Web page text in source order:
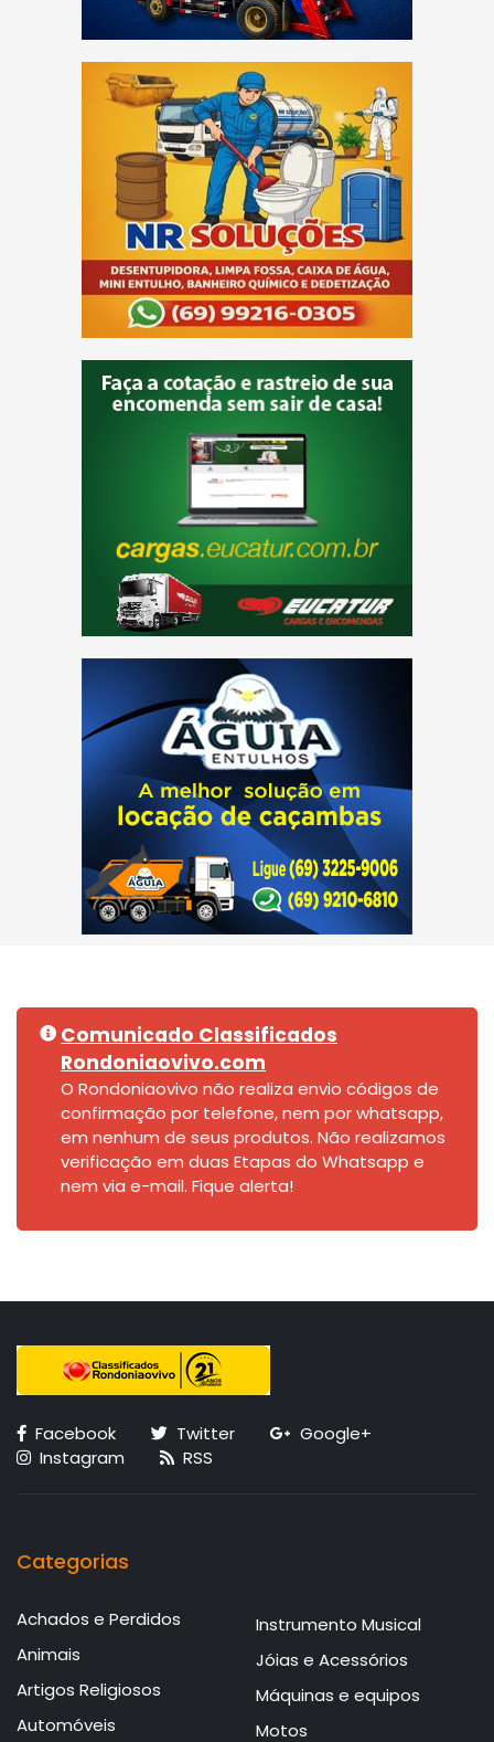
Comunicado Classificados
Rondoniaovivo.com
O Rondoniaovivo não realiza envio códigos de
confirmação por telefone, nem por whatsapp,
em nenhum de seus produtos. Não realizamos
verificação em duas Etapas do Whatsapp e
nem via e-mail. Fique alerta!
Facebook Twitter
Google+
Instagram
RSS
Categorias
Achados e Perdidos
Animais
Artigos Religiosos
Automóveis
Instrumento Musical
Jóias e Acessórios
Máquinas e equipos
Motos